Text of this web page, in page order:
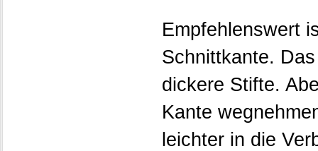
Empfehlenswert
Schnittkante.
dickere Stifte.
Kante
leichter in die